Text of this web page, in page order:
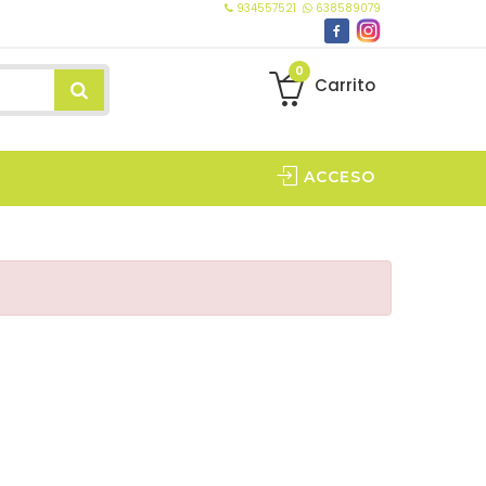
934557521 638589079
0
Carrito
ACCESO